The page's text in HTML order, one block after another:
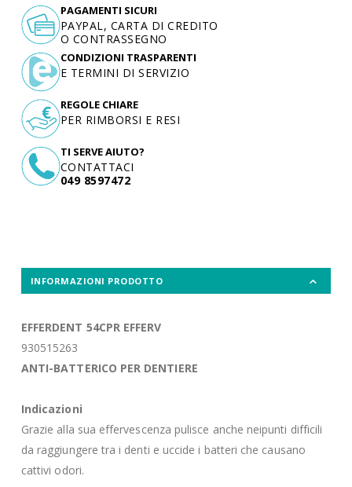
TI SERVE AIUTO?
CONTATTACI
049 8597472
PAGAMENTI SICURI
PAYPAL, CARTA DI CREDITO
O CONTRASSEGNO
CONDIZIONI TRASPARENTI
E TERMINI DI SERVIZIO
REGOLE CHIARE
PER RIMBORSI E RESI
INFORMAZIONI PRODOTTO
EFFERDENT 54CPR EFFERV
930515263
ANTI-BATTERICO PER DENTIERE
Indicazioni
Grazie alla sua effervescenza pulisce anche neipunti difficili
da raggiungere tra i denti e uccide i batteri che causano
cattivi odori.